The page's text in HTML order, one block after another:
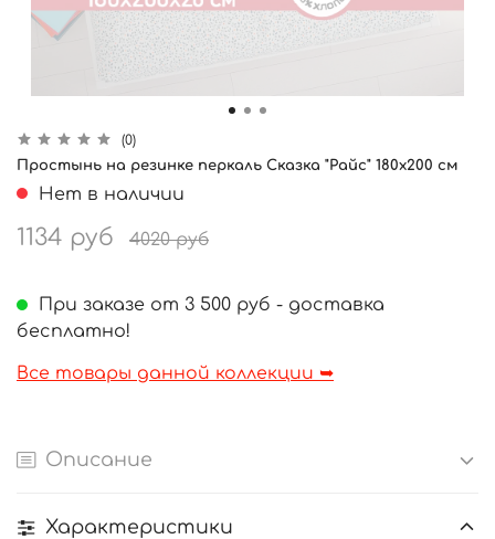
(0)
Простынь на резинке перкаль Сказка "Райс" 180x200 см
Нет в наличии
1134 руб 4020 руб
При заказе от 3 500 руб - доставка
бесплатно!
Все товары данной коллекции ➥
Описание
Характеристики